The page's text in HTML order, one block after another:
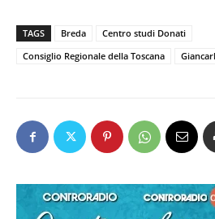
TAGS Breda
Centro studi Donati
Consiglio Regionale della Toscana